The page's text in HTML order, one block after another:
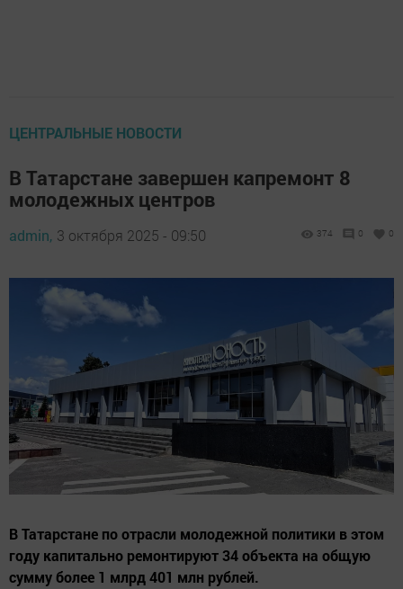
ЦЕНТРАЛЬНЫЕ НОВОСТИ
В Татарстане завершен капремонт 8
молодежных центров
admin, 3 октября 2025 - 09:50 374 0 0
В Татарстане по отрасли молодежной политики в этом
году капитально ремонтируют 34 объекта на общую
сумму более 1 млрд 401 млн рублей.